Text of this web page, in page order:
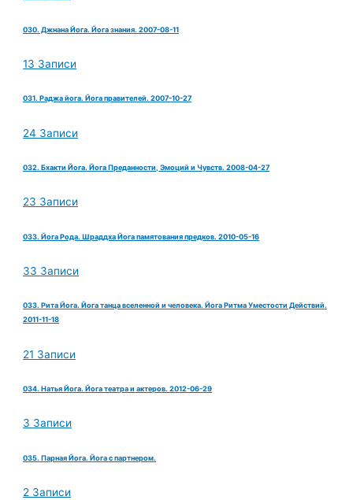
030. Джнана Йога. Йога знания. 2007-08-11
13 Записи
031. Раджа йога. Йога правителей. 2007-10-27
24 Записи
032. Бхакти Йога. Йога Преданности, Эмоций и Чувств. 2008-04-27
23 Записи
033. Йога Рода. Шраддха Йога памятования предков. 2010-05-16
33 Записи
033. Рита Йога. Йога танца вселенной и человека. Йога Ритма Уместости Действий.
2011-11-18
21 Записи
034. Натья Йога. Йога театра и актеров. 2012-06-29
3 Записи
035. Парная Йога. Йога с партнером.
2 Записи